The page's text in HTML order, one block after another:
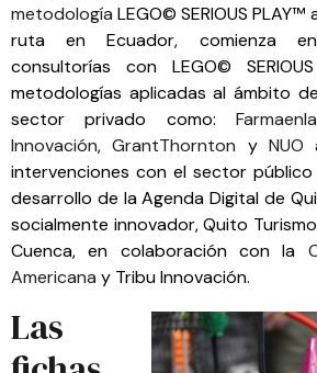
metodologíaLEGO© SERIOUS
ruta en Ecuador, comienza
consultorías con LEGO©
metodologías aplicadas al ámbito
sector privado como:
Innovación,GrantThornton y NUO
intervenciones con el sector
desarrollo de la Agenda Digital de
socialmente innovador, Quito
Cuenca, en colaboración con la
Americana y Tribu Innovación.
Las